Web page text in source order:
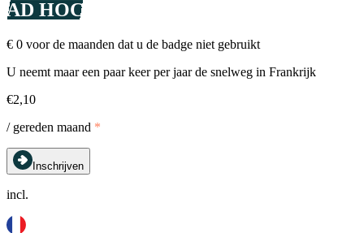
AD HOC
€ 0 voor de maanden dat u de badge niet gebruikt
U neemt maar een paar keer per jaar de snelweg in Frankrijk
€2,10
/ gereden maand *
Inschrijven
incl.